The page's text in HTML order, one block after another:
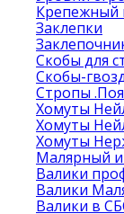
Крепежный
Заклепки
Скобы для
Скобы-
Стропы
Хомуты
Хомуты
Хомуты
Малярный
Валики
Валики
Валики в